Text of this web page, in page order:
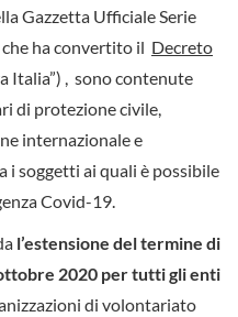
Gazzetta Ufficiale Serie
ha convertito il Decreto
Italia”) , sono contenute
di protezione civile,
internazionale e
i soggetti ai quali è possibile
Covid-19.
l’estensione del termine di
2020 per tutti gli enti
di volontariato